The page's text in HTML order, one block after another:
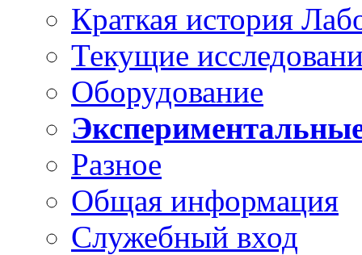
Краткая история
Текущие
Оборудование
Разное
Общая информация
Служебный вход